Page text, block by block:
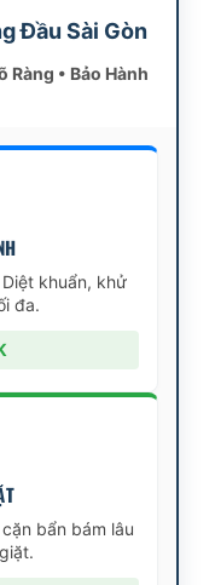
Đầu Sài Gòn
Ràng • Bảo Hành
khuẩn, khử
đa.
bẩn bám lâu